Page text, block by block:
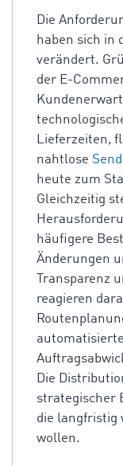
Die
haben sich in
verändert.
der E-
Lieferzeiten,
nahtlose
heute zum
Gleichzeitig
häufigere
Änderungen
Transparenz
reagieren
Die
strategischer
die langfristig
wollen.